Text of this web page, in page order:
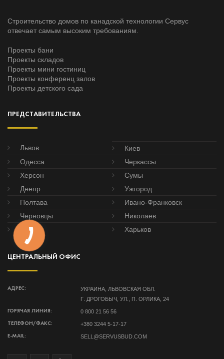
Строительство домов по канадской технологии Сервус
отвечает самым высоким требованиям.
Проекты бани
Проекты складов
Проекты мини гостиниц
Проекты конференц залов
Проекты детского сада
ПРЕДСТАВИТЕЛЬСТВА
Львов
Киев
Одесса
Черкассы
Херсон
Сумы
Днепр
Ужгород
Полтава
Ивано-Франковск
Черновцы
Николаев
Донецк
Харьков
ЦЕНТРАЛЬНЫЙ ОФИС
АДРЕС:
УКРАИНА, ЛЬВОВСКАЯ ОБЛ.
Г. ДРОГОБЫЧ, УЛ., П. ОРЛИКА, 24
ГОРЯЧАЯ ЛИНИЯ: 0 800 21 56 56
ТЕЛЕФОН/ФАКС: +380 3244 5-17-17
E-MAIL: SELL@SERVUSBUD.COM